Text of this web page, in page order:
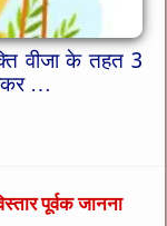
वीजा के तहत 3
…
पूर्वक जानना